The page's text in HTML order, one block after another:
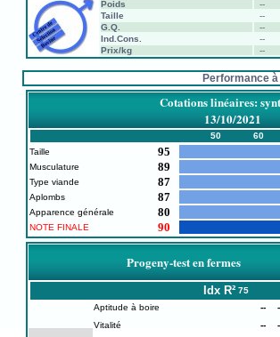
Poids
--
Taille
--
G.Q.
--
Ind.Cons.
--
Prix/kg
--
Performance à
Cotations linéaires:
13/10/2021
50 60
Taille
95
Musculature 89
Type viande 87
Aplombs 87
Apparence générale 80
NOTE FINALE 90
Progeny-test en fermes
Idx R² 75
Aptitude à boire --
Vitalité
--